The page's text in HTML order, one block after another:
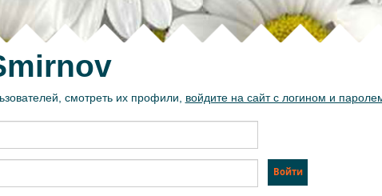
смотреть их профили, войдите на сайт с логином и